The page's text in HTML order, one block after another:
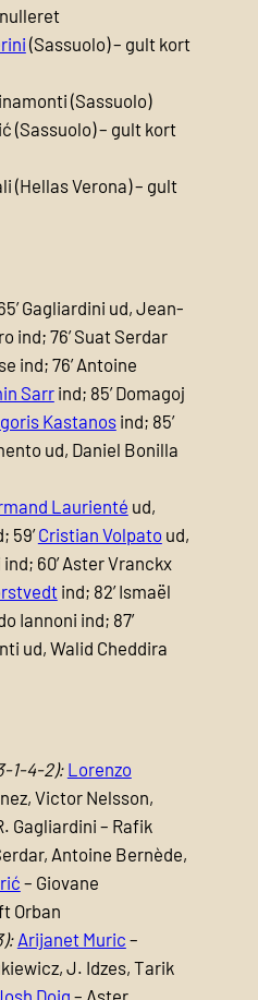
(Sassuolo) – gult kort
(Sassuolo)
(Sassuolo) – gult kort
(Hellas Verona) – gult
Gagliardini ud, Jean-
ind; 76’ Suat Serdar
ind; 76’ Antoine
Sarrind; 85’ Domagoj
Kastanosind; 85’
ud, Daniel Bonilla
Laurienté ud,
59’Cristian Volpato ud,
60’ Aster Vranckx
ind; 82’ Ismaël
Iannoni ind; 87’
ud, Walid Cheddira
1-4-2): Lorenzo
Victor Nelsson,
Gagliardini – Rafik
Antoine Bernède,
– Giovane
Orban
Arijanet Muric –
J. Idzes, Tarik